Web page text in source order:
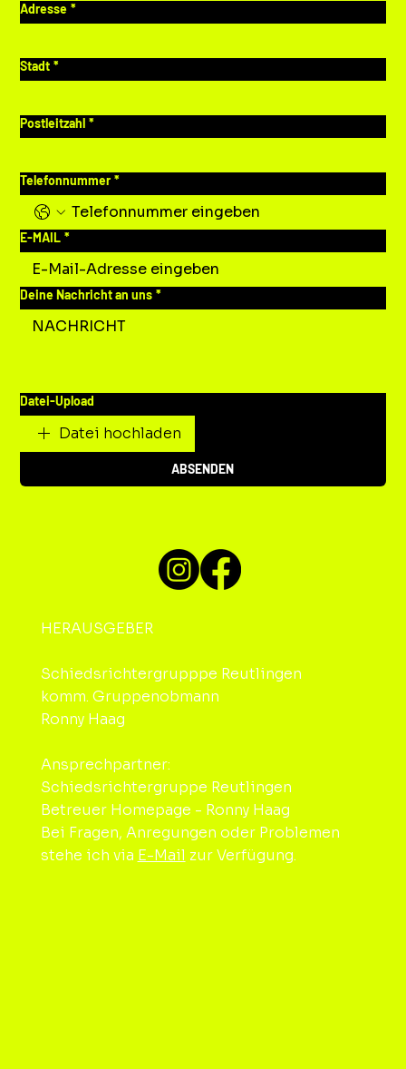
Adresse *
Stadt *
Postleitzahl *
Telefonnummer *
E-MAIL *
Deine Nachricht an uns *
Datei-Upload
Datei hochladen
ABSENDEN
HERAUSGEBER
Schiedsrichtergrupppe Reutlingen
komm. Gruppenobmann
Ronny Haag
Ansprechpartner:
Schiedsrichtergruppe Reutlingen
Betreuer Homepage - Ronny Haag
Bei Fragen, Anregungen oder Problemen
stehe ich via E-Mail zur Verfügung.